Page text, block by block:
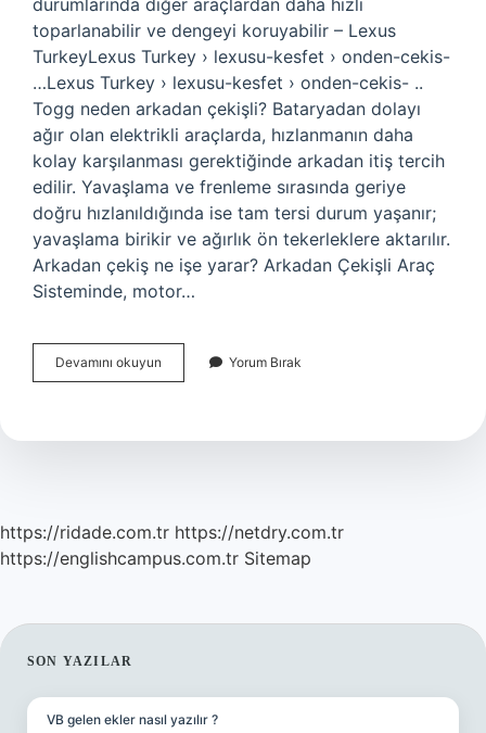
durumlarında diğer araçlardan daha hızlı
toparlanabilir ve dengeyi koruyabilir – Lexus
TurkeyLexus Turkey › lexusu-kesfet › onden-cekis-
…Lexus Turkey › lexusu-kesfet › onden-cekis- ..
Togg neden arkadan çekişli? Bataryadan dolayı
ağır olan elektrikli araçlarda, hızlanmanın daha
kolay karşılanması gerektiğinde arkadan itiş tercih
edilir. Yavaşlama ve frenleme sırasında geriye
doğru hızlanıldığında ise tam tersi durum yaşanır;
yavaşlama birikir ve ağırlık ön tekerleklere aktarılır.
Arkadan çekiş ne işe yarar? Arkadan Çekişli Araç
Sisteminde, motor…
Devamını okuyun
Önden
Arkadan
Yorum Bırak
https://ridade.com.tr https://netdry.com.tr
https://englishcampus.com.tr Sitemap
SIDEBAR
SON YAZILAR
VB gelen ekler nasıl yazılır ?